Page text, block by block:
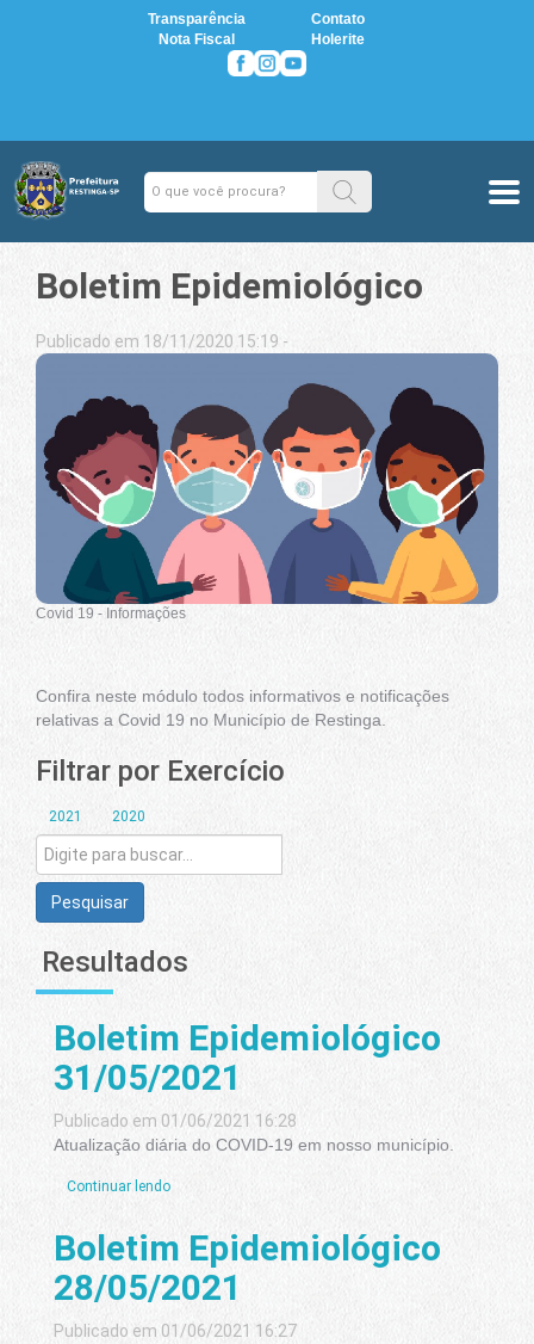
Transparência
Contato
Nota Fiscal
Holerite
Boletim Epidemiológico
Publicado em 18/11/2020 15:19 -
Covid 19 - Informações
Confira neste módulo todos informativos e notificações
relativas a Covid 19 no Município de Restinga.
Filtrar por Exercício
2021 2020
Pesquisar
Resultados
Boletim Epidemiológico
31/05/2021
Publicado em 01/06/2021 16:28
Atualização diária do COVID-19 em nosso município.
Continuar lendo
Boletim Epidemiológico
28/05/2021
Publicado em 01/06/2021 16:27